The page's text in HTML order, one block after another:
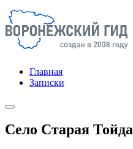
Главная
Записки
Село Старая Тойда